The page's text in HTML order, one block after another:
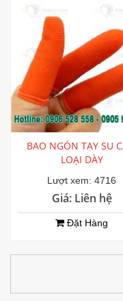
BAO NGÓN TAY SU
LOẠI DÀY
Lượt xem: 4716
Giá: Liên hệ
Đặt Hàng